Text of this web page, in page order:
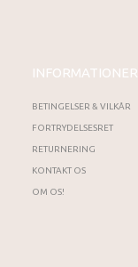
INFORMATIONER
BETINGELSER & VILKÅR
FORTRYDELSESRET
RETURNERING
KONTAKT OS
OM OS!